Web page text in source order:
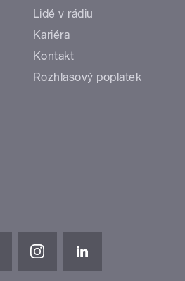
Lidé v rádiu
Kariéra
Kontakt
Rozhlasový poplatek